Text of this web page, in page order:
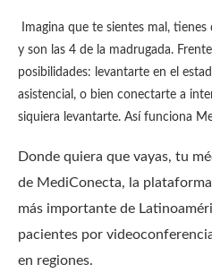
Imagina que te sientes mal,
y son las 4 de la madrugada.
posibilidades: levantarte en el
asistencial, o bien conectarte a
siquiera levantarte. Así funciona
Donde quiera que vayas, tu
de MediConecta, la
más importante de
pacientes por
en regiones.